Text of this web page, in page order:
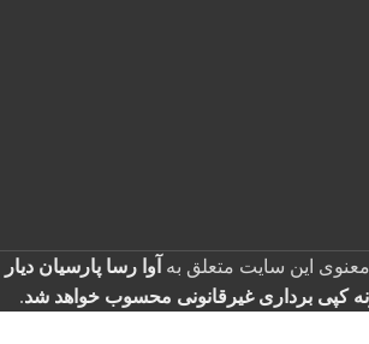
این سایت متعلق به آوا رسا پارسیان دیار
کپی برداری غیرقانونی محسوب خواهد شد.